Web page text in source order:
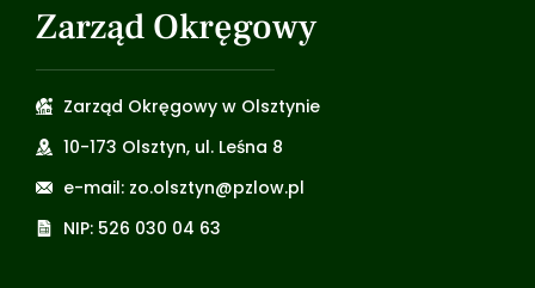
Zarząd Okręgowy
Zarząd Okręgowy w Olsztynie
10-173 Olsztyn, ul. Leśna 8
e-mail: zo.olsztyn@pzlow.pl
NIP: 526 030 04 63